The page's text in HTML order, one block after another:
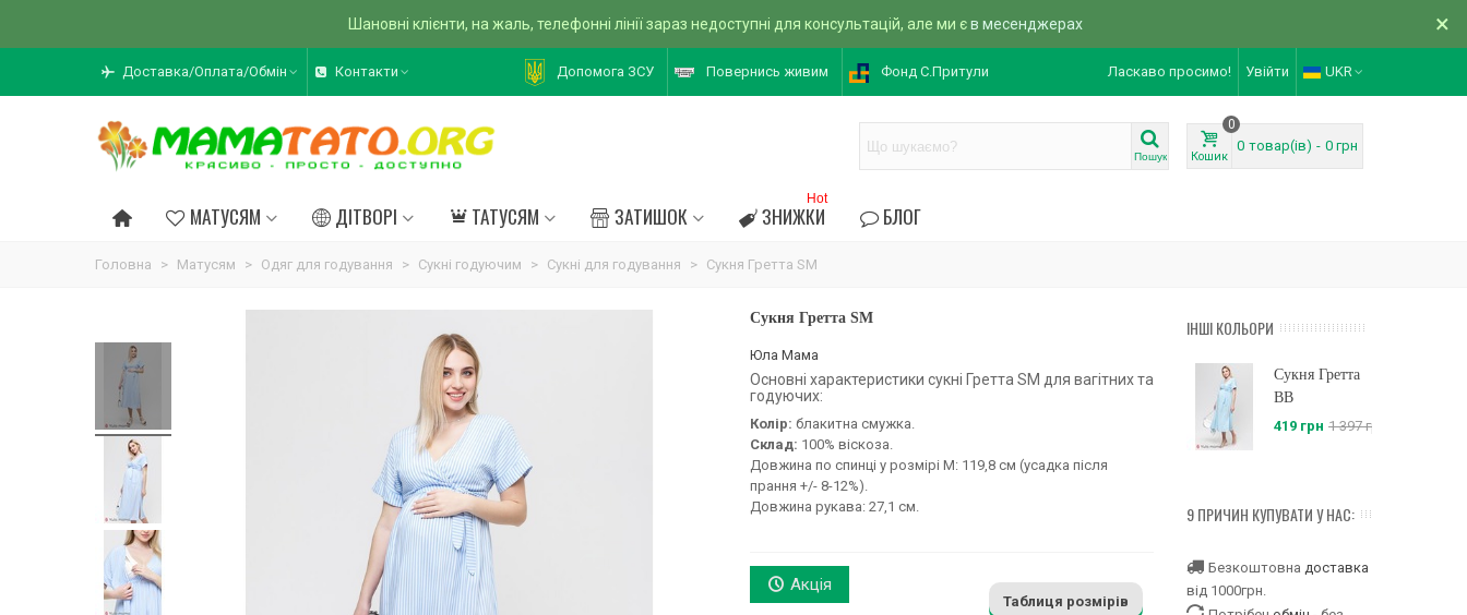
Шановні клієнти, на жаль, телефонні лінії зараз недоступні для консультацій, але ми єв месенджерах ×
Доставка/Оплата/Обмін Контакти Допомога ЗСУ Повернись живим Фонд С.Притули Ласкаво просимо! Увійти UKR
Пошук Кошик
0
0 товар(ів) - 0 грн
МАТУСЯМ ДІТВОРІ ТАТУСЯМ ЗАТИШОК ЗНИЖКИ
Hot
БЛОГ
Головна > Матусям > Одяг для годування > Сукні годуючим > Сукні для годування > Сукня Гретта SM
Сукня Гретта SM
Юла Мама
Основні характеристики сукні Гретта SM для вагітних та
годуючих:
Колір: блакитна смужка.
Склад: 100% віскоза.
Довжина по спинці у розмірі М: 119,8 см (усадка після
прання +/- 8-12%).
Довжина рукава: 27,1 см.
Акція
Таблиця розмірів
ІНШІ КОЛЬОРИ
Сукня Гретта
BB
419 грн 1 397 грн
9 ПРИЧИН КУПУВАТИ У НАС:
Безкоштовна доставка
від 1000грн.